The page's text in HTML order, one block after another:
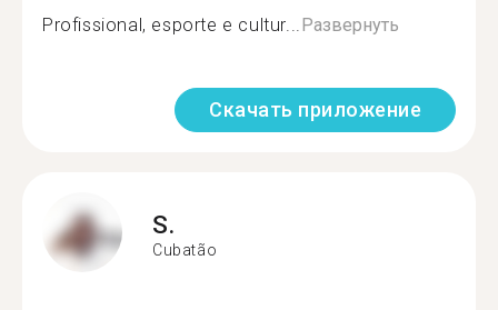
Profissional, esporte e cultur...Развернуть
Скачать приложение
S.
Cubatão